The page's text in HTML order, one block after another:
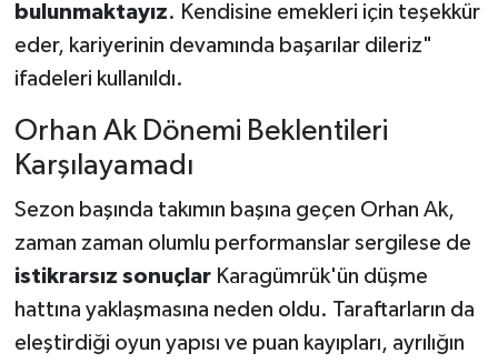
bulunmaktayız. Kendisine emekleri için teşekkür
eder, kariyerinin devamında başarılar dileriz"
ifadeleri kullanıldı.
Orhan Ak Dönemi Beklentileri
Karşılayamadı
Sezon başında takımın başına geçen Orhan Ak,
zaman zaman olumlu performanslar sergilese de
istikrarsız sonuçlarKaragümrük'ün düşme
hattına yaklaşmasına neden oldu. Taraftarların da
eleştirdiği oyun yapısı ve puan kayıpları, ayrılığın